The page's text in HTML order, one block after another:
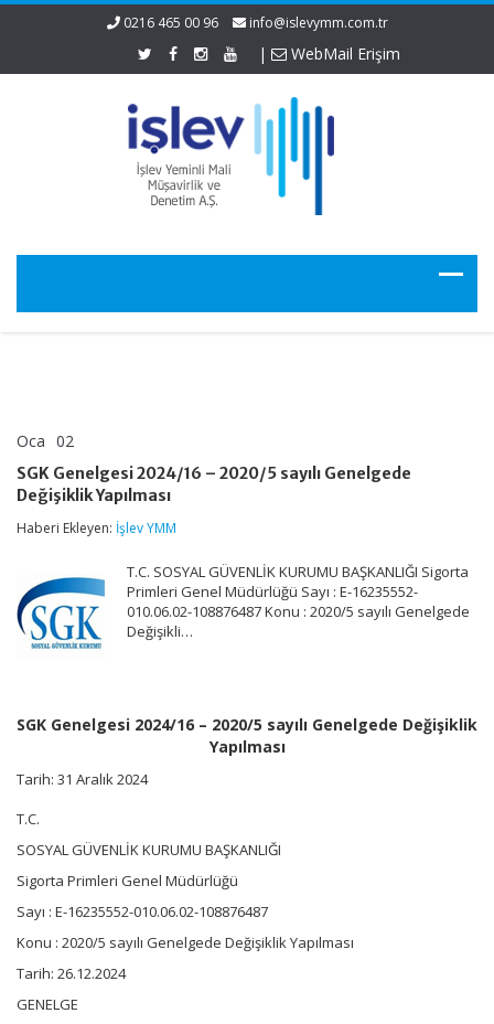
0216 465 00 96 info@islevymm.com.tr
| WebMail Erişim
Oca 02
2024/16
–
sayılı
Değişiklik
Yapılması
için
SGK Genelgesi 2024/16 – 2020/5 sayılı Genelgede
Değişiklik Yapılması
Haberi Ekleyen: İşlev YMM
T.C. SOSYAL GÜVENLİK KURUMU BAŞKANLIĞI Sigorta
Primleri Genel Müdürlüğü Sayı : E-16235552-
010.06.02-108876487 Konu : 2020/5 sayılı Genelgede
Değişikli…
SGK Genelgesi 2024/16 – 2020/5 sayılı Genelgede Değişiklik
Yapılması
Tarih: 31 Aralık 2024
T.C.
SOSYAL GÜVENLİK KURUMU BAŞKANLIĞI
Sigorta Primleri Genel Müdürlüğü
Sayı : E-16235552-010.06.02-108876487
Konu : 2020/5 sayılı Genelgede Değişiklik Yapılması
Tarih: 26.12.2024
GENELGE